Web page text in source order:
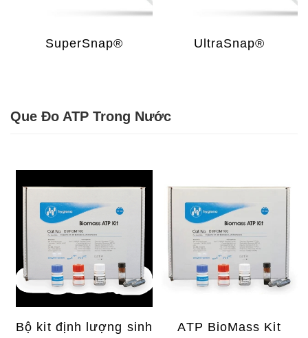
SuperSnap® UltraSnap®
Que Đo ATP Trong Nước
Bộ kit định lượng sinh
ATP BioMass Kit